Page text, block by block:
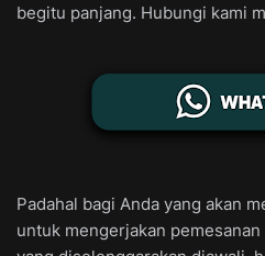
begitu panjang. Hubungi kami
Padahal bagi Anda yang akan
untuk mengerjakan